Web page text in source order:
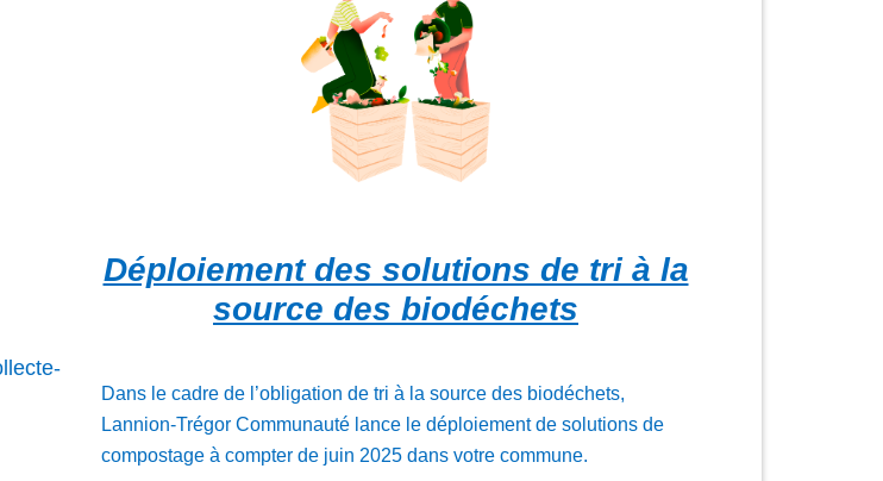
Déploiement des solutions de tri à la
source des biodéchets
Dans le cadre de l’obligation de tri à la source des biodéchets,
Lannion-Trégor Communauté lance le déploiement de solutions de
compostage à compter de juin 2025 dans votre commune.